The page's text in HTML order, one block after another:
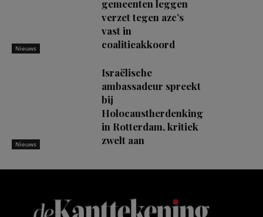
Nieuws
gemeenten leggen
verzet tegen azc’s
vast in
coalitieakkoord
Nieuws
Israëlische
ambassadeur spreekt
bij
Holocaustherdenking
in Rotterdam, kritiek
zwelt aan